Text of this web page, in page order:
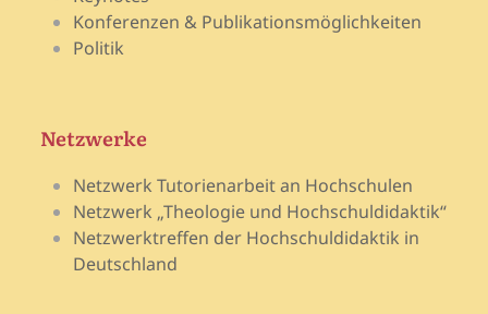
Konferenzen & Publikationsmöglichkeiten
Politik
Netzwerke
Netzwerk Tutorienarbeit an Hochschulen
Netzwerk „Theologie und Hochschuldidaktik“
Netzwerktreffen der Hochschuldidaktik in
Deutschland